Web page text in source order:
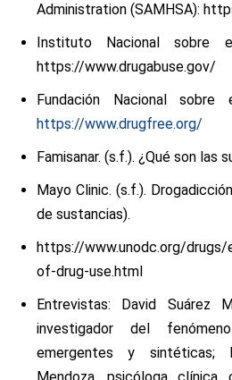
Administration (SAMHSA):
Instituto Nacional sobre
https://www.drugabuse.gov/
Fundación Nacional
https://www.drugfree.org/
Famisanar. (s.f.). ¿Qué son las
Mayo Clinic. (s.f.).
de sustancias).
https://www.unodc.org/
of-drug-use.html
Entrevistas: David Suárez
investigador del
emergentes y sintéticas;